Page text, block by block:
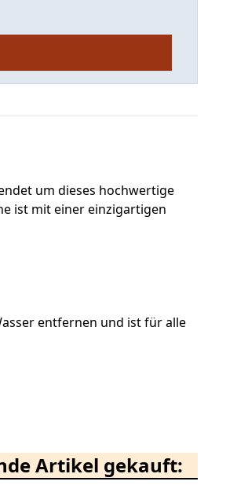
um dieses hochwertige
ist mit einer einzigartigen
entfernen und ist für alle
Artikel gekauft: